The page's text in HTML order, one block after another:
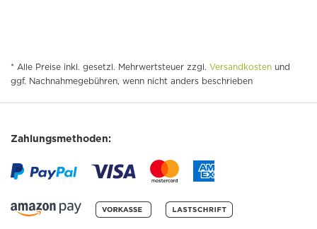
* Alle Preise inkl. gesetzl. Mehrwertsteuer zzgl. Versandkosten und
ggf. Nachnahmegebühren, wenn nicht anders beschrieben
Zahlungsmethoden: